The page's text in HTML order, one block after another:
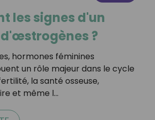
les signes d'un
?
hormones féminines
un rôle majeur dans le cycle
la santé osseuse,
et même l…